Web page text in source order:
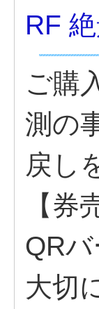
RF
ご購
測の
戻し
【
QR
大切